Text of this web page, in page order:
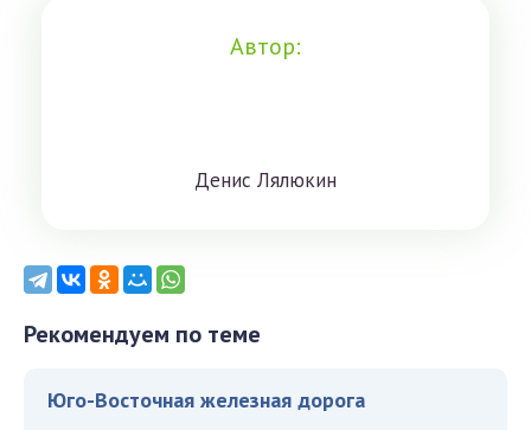
Автор:
Дeниc Лялюкин
Рекомендуем по теме
Юго-Восточная железная дорога